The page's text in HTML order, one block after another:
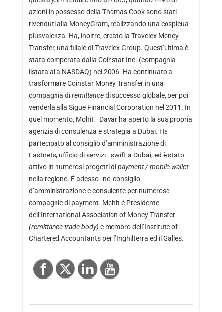
azioni in possesso della Thomas Cook sono stati
rivenduti alla MoneyGram, realizzando una cospicua
plusvalenza. Ha, inoltre, creato la Travelex Money
Transfer, una filiale di Travelex Group. Quest’ultima è
stata comperata dalla Coinstar Inc. (compagnia
listata alla NASDAQ) nel 2006. Ha continuato a
trasformare Coinstar Money Transfer in una
compagnia diremittancedi successo globale, per poi
venderla alla Sigue Financial Corporation nel 2011. In
quel momento, Mohit Davar ha aperto la sua propria
agenzia di consulenza e strategia a Dubai. Ha
partecipato al consiglio d’amministrazione di
Eastnets, ufficio di servizi swift a Dubai, ed è stato
attivo in numerosi progetti dipayment / mobile wallet
nella regione. É adesso nel consiglio
d’amministrazione e consulente per numerose
compagnie di payment. Mohit è Presidente
dell’International Association of Money Transfer
(remittance trade body) e membro dell’Institute of
Chartered Accountants per l’Inghilterra ed il Galles.